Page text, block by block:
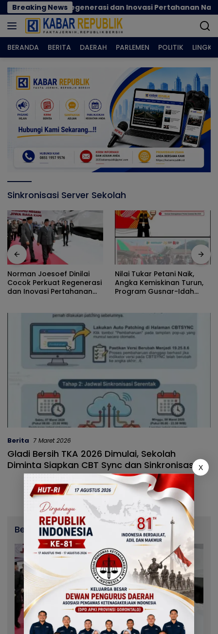
Langsung
ke
konten
Breaking News
Perkuat Regenerasi dan Inovasi Pertahanan Nasional
BERANDA BERITA DAERAH PARLEMEN POLITIK
Sinkronisasi Server Sekolah
Norman Joesoef Dinilai
Cocok Perkuat Regenerasi
dan Inovasi Pertahanan
Nilai Tukar Petani Naik,
Angka Kemiskinan Turun,
Program Gusnar-Idah
Berita 7 Maret 2026
Gladi Bersih TKA 2026 Dimulai, Sekolah
Diminta Siapkan CBT Sync dan Sinkronisasi
Server
Berita Terbaru
X